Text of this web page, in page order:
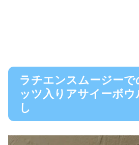
ラチエンスムージーで
ッツ入りアサイーボウ
し